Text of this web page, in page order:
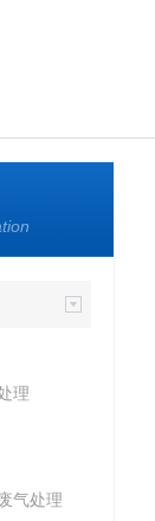
理
气处理